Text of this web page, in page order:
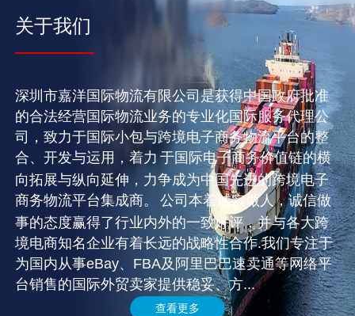
关于我们
深圳市嘉洋国际物流有限公司是获得中国政府批准
的合法经营国际物流业务的专业化国际服务代理公
司，致力于国际小包与跨境电子商务物流平台的整
合、开发与运用，着力 于国际电子商务价值链的横
向拓展与纵向延伸，力争成为中国先进的跨境电子
商务物流平台集成商。
公司本着诚实做人，诚信做
事的态度赢得了行业内外的一致好评，并与各大跨
境电商知名企业有着长远的战略性合作.我们专注于
为国内从事eBay、FBA及阿里巴巴速卖通等网络平
台销售的国际外贸卖家提供稳妥、方...
查看更多